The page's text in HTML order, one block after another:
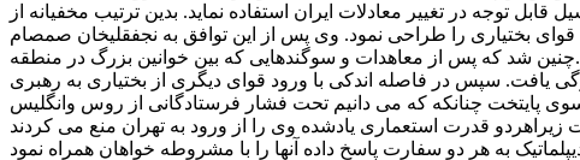
توجه در تغییر معادلات ایران استفاده نماید. بدین ترتیب مخفیانه از
بختیاری را طراحی نمود. وی پس از این توافق به نجفقلیخان صمصام
.چنین شد که پس از معاهدات و سوگندهایی که بین خوانین بزرگ در منطقه
یافت. سپس در فاصله اندکی با ورود قوای دیگری از بختیاری به رهبری
پایتخت چنانکه که می دانیم تحت فشار فرستادگانی از روس وانگلیس